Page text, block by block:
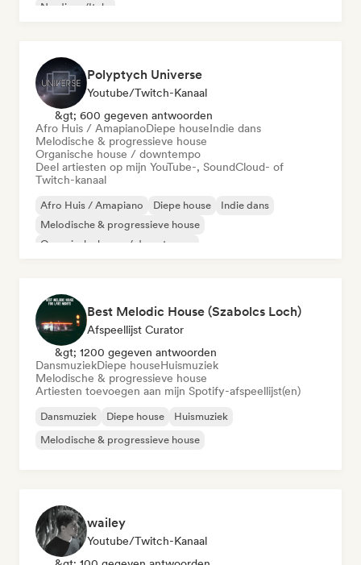
Nu-disco/Italo
Polyptych Universe
Youtube/Twitch-Kanaal
&gt; 600 gegeven antwoorden
Afro Huis / AmapianoDiepe houseIndie dans
Melodische & progressieve house
Organische house / downtempo
Deel artiesten op mijn YouTube-, SoundCloud- of
Twitch-kanaal
Afro Huis / Amapiano Diepe house
Indie dans
Melodische & progressieve house
Organische house / downtempo
Best Melodic House (Szabolcs Loch)
Afspeellijst Curator
&gt; 1200 gegeven antwoorden
DansmuziekDiepe houseHuismuziek
Melodische & progressieve house
Artiesten toevoegen aan mijn Spotify-afspeellijst(en)
Dansmuziek Diepe house
Huismuziek
Melodische & progressieve house
wailey
Youtube/Twitch-Kanaal